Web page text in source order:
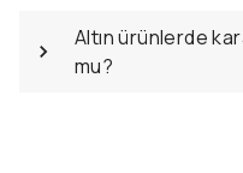
Altın ürünlerde
mu?